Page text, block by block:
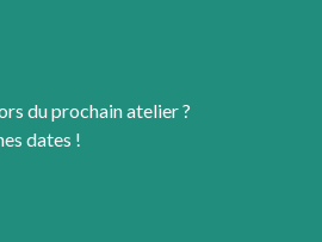
du prochain atelier ?
dates !